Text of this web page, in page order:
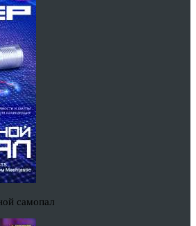
самопал